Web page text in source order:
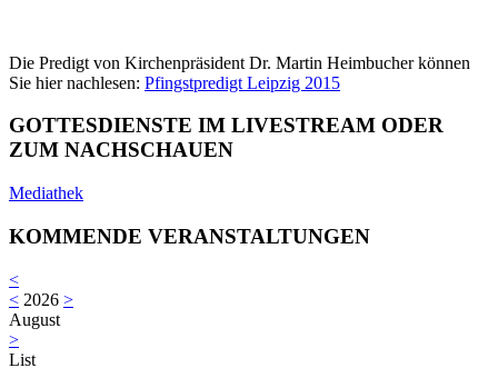
Die Predigt von Kirchenpräsident Dr. Martin Heimbucher können
Sie hier nachlesen: Pfingstpredigt Leipzig 2015
GOTTESDIENSTE IM LIVESTREAM ODER
ZUM NACHSCHAUEN
Mediathek
KOMMENDE VERANSTALTUNGEN
<
< 2026 >
August
>
List